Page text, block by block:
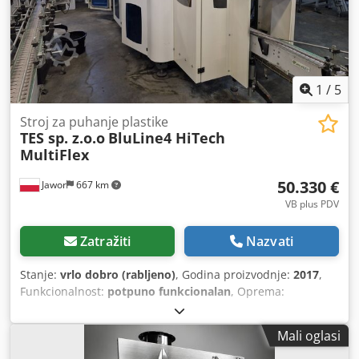
uređaja. Stroj je opremljen inverterom koji omogućuje meki
start i kontrolu rada motora. Slobodno nas kontaktirajte
1 / 5
Jawor 667 km
Stroj za puhanje plastike
TES sp. z.o.o BluLine4 HiTech
MultiFlex
50.330 €
VB plus PDV
Zatražiti Nazvati
Stanje: vrlo dobro (rabljeno), Godina proizvodnje: 2017,
Funkcionalnost: potpuno funkcionalan, Oprema:
, Na prodaju: Kompletna linija
za puhanje PET boca TES BluLine4 HiTech MultiFlex (2017)
Nudimo na prodaju kompletnu liniju za proizvodnju PET
Mali oglasi